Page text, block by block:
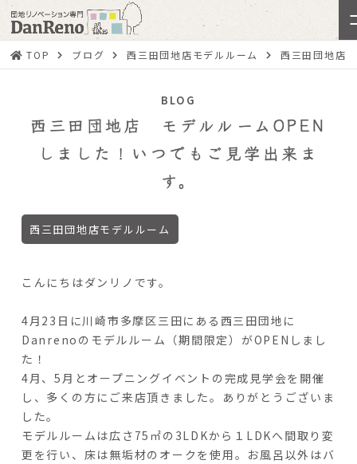
TOP ブログ 西三田団地店モデルルーム 西三田団地店
BLOG
西三田団地店 モデルルームOPEN
しました！いつでもご見学出来ま
す。
西三田団地店モデルルーム
こんにちはダンリノです。
4月23日に川崎市多摩区三田にある西三田団地に
Danrenoのモデルルーム（期間限定）がOPENしまし
た！
4月、5月とオープニングイベントの完成見学会を開催
し、多くの方にご来店頂きました。ありがとうございま
した。
モデルルームは広さ75㎡の3LDKから１LDKへ間取り変
更を行い、床は無垢材のオークを使用。お風呂以外はバ